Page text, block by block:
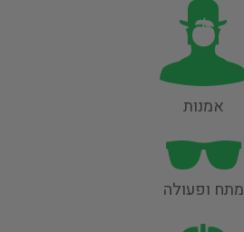
אמנות
מתח ופעולה